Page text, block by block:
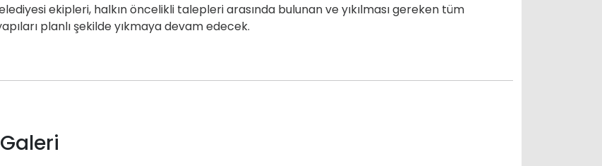
ekipleri, halkın öncelikli talepleri arasında bulunan ve yıkılması gereken tüm
planlı şekilde yıkmaya devam edecek.